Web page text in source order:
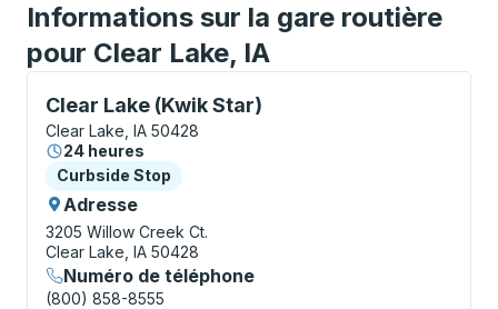
Informations sur la gare routière
pour Clear Lake, IA
Clear Lake (Kwik Star)
Curbside Stop, utilisez les touches fléchées ou la
Clear Lake, IA 50428
24 heures
Curbside Stop
Curbside Stop
Adresse
3205 Willow Creek Ct.
Clear Lake, IA 50428
Numéro de téléphone
(800) 858-8555